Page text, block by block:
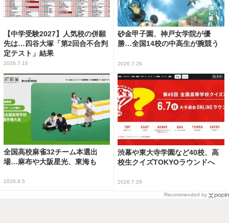
【中学受験2027】人気校の併願
先は…四谷大塚「第2回合不合判
定テスト」結果
2026.7.16
砂金甲子園、神戸女学院が優
勝…全国14校の中高生が腕競う
2026.7.29
全国高校麻雀32チーム本選出
場…麻布や大阪星光、東海も
2026.8.5
渋幕や東大寺学園など40校、高
校生クイズTOKYOラウンドへ
2026.7.29
Recommended by